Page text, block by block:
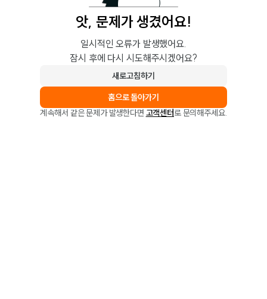
앗, 문제가 생겼어요!
일시적인 오류가 발생했어요.
잠시 후에 다시 시도해주시겠어요?
새로고침하기
홈으로 돌아가기
계속해서 같은 문제가 발생한다면 고객센터로 문의해주세요.